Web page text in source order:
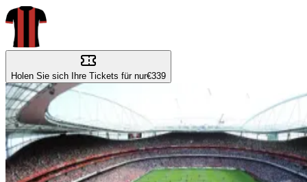
Holen Sie sich Ihre Tickets für nur€339